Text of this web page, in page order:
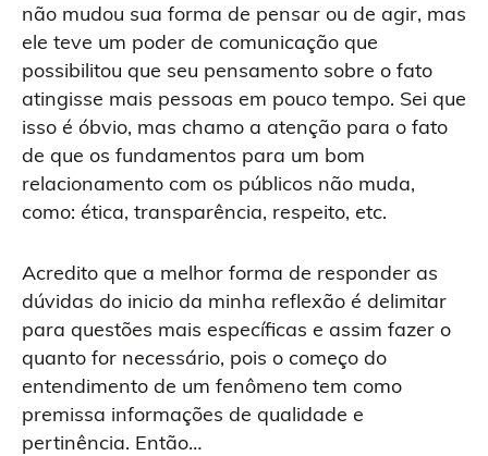
não mudou sua forma de pensar ou de agir, mas
ele teve um poder de comunicação que
possibilitou que seu pensamento sobre o fato
atingisse mais pessoas em pouco tempo. Sei que
isso é óbvio, mas chamo a atenção para o fato
de que os fundamentos para um bom
relacionamento com os públicos não muda,
como: ética, transparência, respeito, etc.
Acredito que a melhor forma de responder as
dúvidas do inicio da minha reflexão é delimitar
para questões mais específicas e assim fazer o
quanto for necessário, pois o começo do
entendimento de um fenômeno tem como
premissa informações de qualidade e
pertinência. Então…